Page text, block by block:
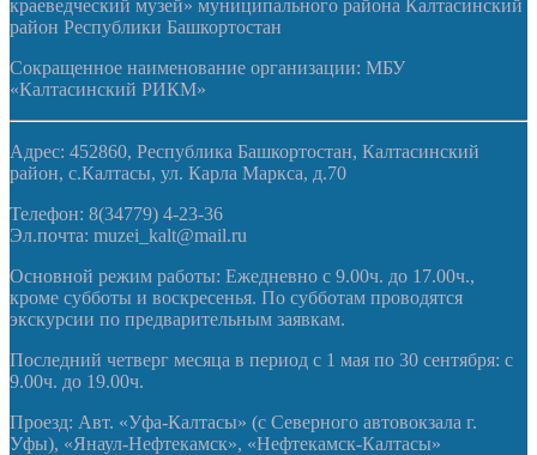
краеведческий музей» муниципального района Калтасинский
район Республики Башкортостан
Сокращенное наименование организации: МБУ
«Калтасинский РИКМ»
Адрес: 452860, Республика Башкортостан, Калтасинский
район, с.Калтасы, ул. Карла Маркса, д.70
Телефон: 8(34779) 4-23-36
Эл.почта: muzei_kalt@mail.ru
Основной режим работы: Ежедневно с 9.00ч. до 17.00ч.,
кроме субботы и воскресенья. По субботам проводятся
экскурсии по предварительным заявкам.
Последний четверг месяца в период с 1 мая по 30 сентября: с
9.00ч. до 19.00ч.
Проезд: Авт. «Уфа-Калтасы» (с Северного автовокзала г.
Уфы), «Янаул-Нефтекамск», «Нефтекамск-Калтасы»